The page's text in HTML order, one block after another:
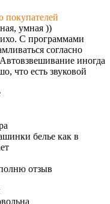
покупателей
умная ))
С программами
согласно
иногда
что есть звуковой
белье как в
отзыв